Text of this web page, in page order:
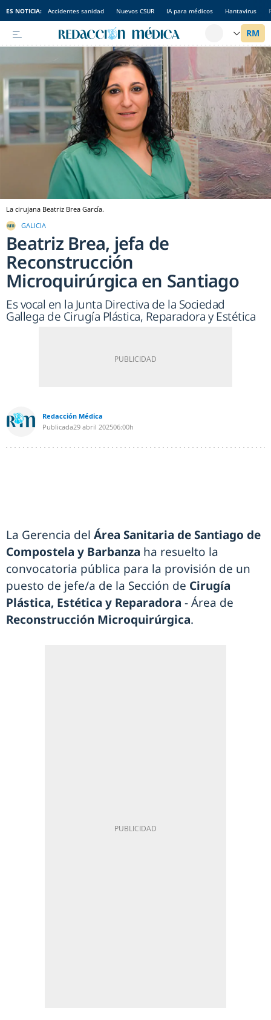
ES NOTICIA: Accidentes sanidad Nuevos CSUR IA para médicos Hantavirus
La cirujana Beatriz Brea García.
GALICIA
Beatriz Brea, jefa de
Reconstrucción
Microquirúrgica en Santiago
Es vocal en la Junta Directiva de la Sociedad
Gallega de Cirugía Plástica, Reparadora y Estética
Redacción Médica
Publicada29 abril 202506:00h
La Gerencia del Área Sanitaria de Santiago de
Compostela y Barbanza ha resuelto la
convocatoria pública para la provisión de un
puesto de jefe/a de la Sección de Cirugía
Plástica, Estética y Reparadora - Área de
Reconstrucción Microquirúrgica.